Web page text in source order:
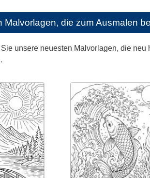
die zum Ausmalen
unsere neuesten Malvorlagen, die